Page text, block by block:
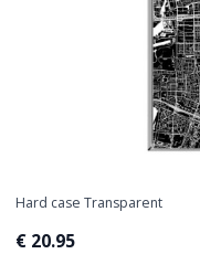
Hard case Transparent
€ 20.95